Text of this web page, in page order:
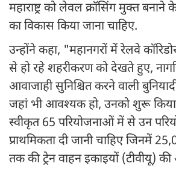
महाराष्ट्र को लेवल क्रॉसिंग मुक्त बनाने
का विकास किया जाना चाहिए.
उन्होंने कहा, "महानगरों में रेलवे
से हो रहे शहरीकरण को देखते हुए,
आवाजाही सुनिश्चित करने वाली
जहां भी आवश्यक हो, उनको शुरू किया
स्वीकृत 65 परियोजनाओं में से उन
प्राथमिकता दी जानी चाहिए जिनमें
तक की ट्रेन वाहन इकाइयों (टीवीयू)